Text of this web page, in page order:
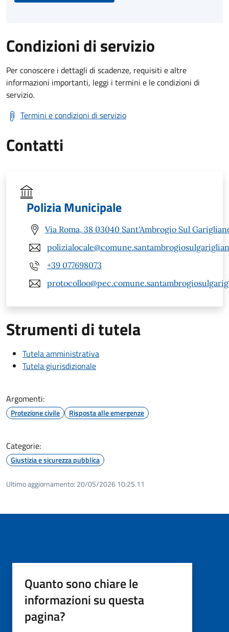
Condizioni di servizio
Per conoscere i dettagli di scadenze, requisiti e altre
informazioni importanti, leggi i termini e le condizioni di
servizio.
Termini e condizioni di servizio
Contatti
Polizia Municipale
Via Roma, 38 03040 Sant'Ambrogio Sul
+39 077698073
Strumenti di tutela
Tutela amministrativa
Tutela giurisdizionale
Argomenti:
Protezione civile Risposta alle emergenze
Categorie:
Giustizia e sicurezza pubblica
Ultimo aggiornamento: 20/05/2026 10:25.11
Quanto sono chiare le
informazioni su questa
pagina?